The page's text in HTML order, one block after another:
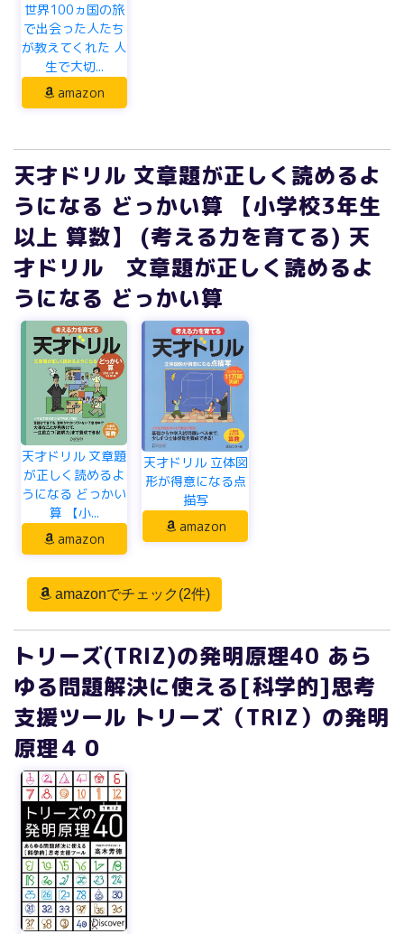
世界100ヵ国の旅
で出会った人たち
が教えてくれた 人
生で大切...
amazon
天才ドリル 文章題が正しく読めるよ
うになる どっかい算 【小学校3年生
以上 算数】 (考える力を育てる) 天
才ドリル 文章題が正しく読めるよ
うになる どっかい算
天才ドリル 文章題
が正しく読めるよ
うになる どっかい
算 【小...
amazon
天才ドリル 立体図
形が得意になる点
描写
amazon
amazonでチェック(2件)
トリーズ(TRIZ)の発明原理40 あら
ゆる問題解決に使える[科学的]思考
支援ツール トリーズ（TRIZ）の発明
原理４０